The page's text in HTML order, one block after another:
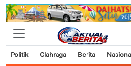
Politik Olahraga Berita